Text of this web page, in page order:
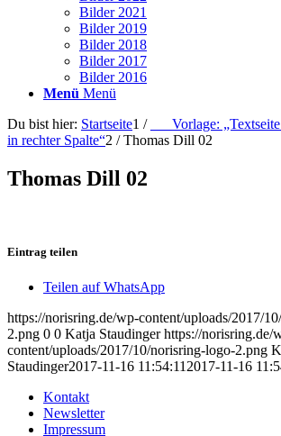
Bilder 2021
Bilder 2019
Bilder 2018
Bilder 2017
Bilder 2016
Menü Menü
Du bist hier: Startseite1 /
___Vorlage:
in rechter Spalte“2 / Thomas Dill 02
Thomas Dill 02
Eintrag teilen
Teilen auf WhatsApp
https://norisring.de/wp-content/uploads/2017/
2.png 0 0 Katja Staudinger https://norisring.de/
content/uploads/2017/10/norisring-logo-2.png
Staudinger2017-11-16 11:54:11 2017-11-16
Kontakt
Newsletter
Impressum